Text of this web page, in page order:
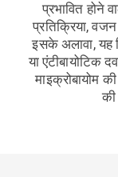
प्रभावित होने
प्रतिक्रिया,
इसके अलावा, यह
या
माइक्रोबायोम
की